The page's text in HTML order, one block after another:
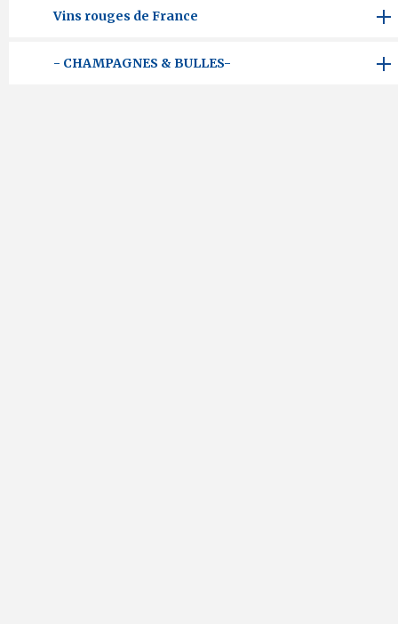
Vins rouges de France
- CHAMPAGNES & BULLES-